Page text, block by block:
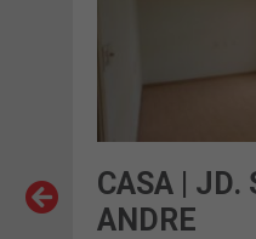
CASA | JD.
ANDRE